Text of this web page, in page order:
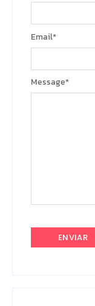
Message*
Email*